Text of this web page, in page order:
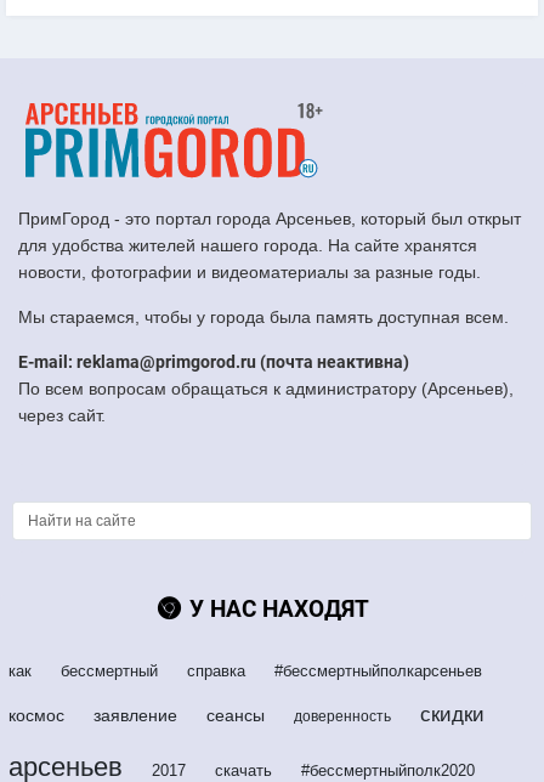
ПримГород - это портал города Арсеньев, который был открыт
для удобства жителей нашего города. На сайте хранятся
новости, фотографии и видеоматериалы за разные годы.
Мы стараемся, чтобы у города была память доступная всем.
E-mail: reklama@primgorod.ru (почта неактивна)
По всем вопросам обращаться к администратору (Арсеньев),
через сайт.
У НАС НАХОДЯТ
как бессмертный справка #бессмертныйполкарсеньев
космос заявление сеансы доверенность скидки
арсеньев 2017 скачать #бессмертныйполк2020